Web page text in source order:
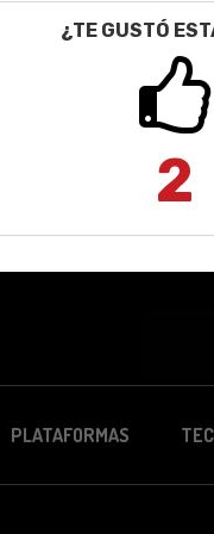
¿TE GUSTÓ
2
PLATAFORMAS